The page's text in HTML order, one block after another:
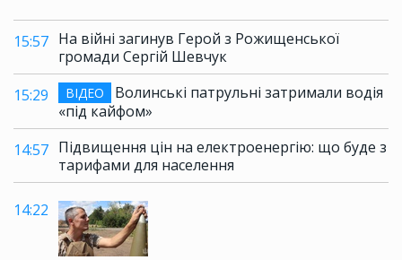
15:57 На війні загинув Герой з Рожищенської
громади Сергій Шевчук
15:29
ВІДЕО
Волинські патрульні затримали водія
«під кайфом»
14:57 Підвищення цін на електроенергію: що буде з
тарифами для населення
14:22